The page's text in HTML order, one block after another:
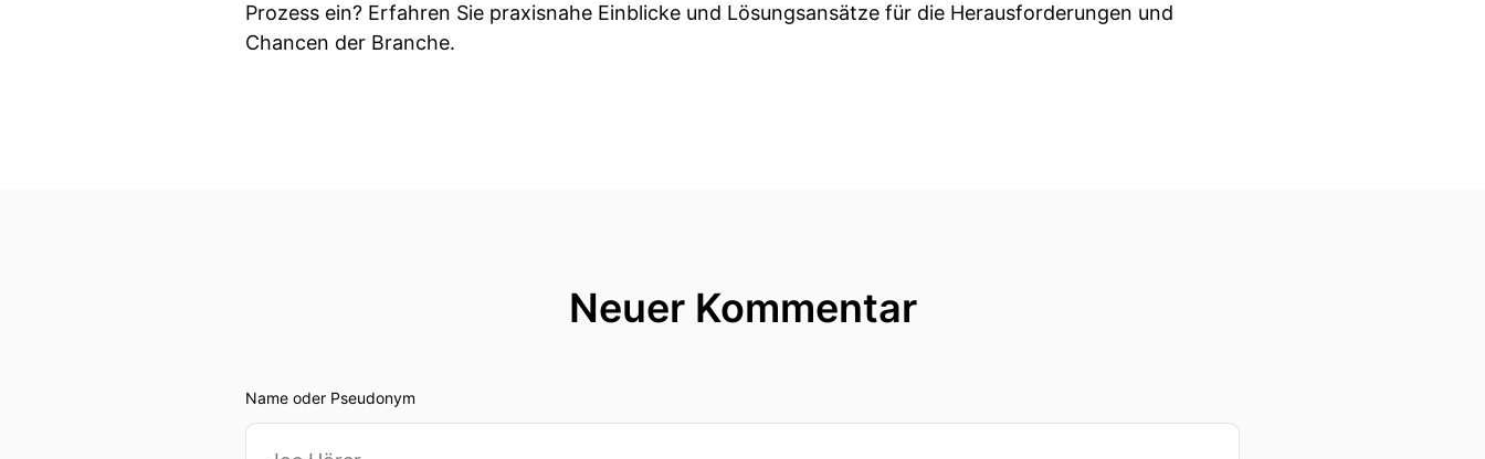
Prozess ein? Erfahren Sie praxisnahe Einblicke und Lösungsansätze für die Herausforderungen und
Chancen der Branche.
Neuer Kommentar
Name oder Pseudonym